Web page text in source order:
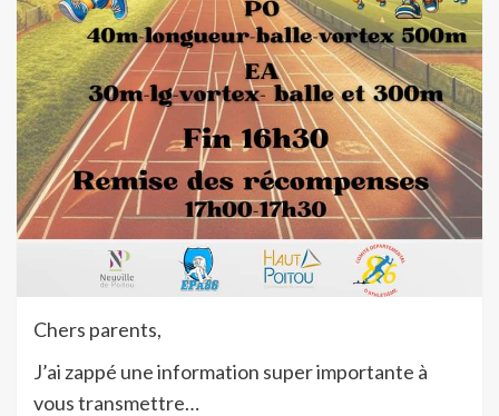
Chers parents,
J’ai zappé une information super importante à
vous transmettre…